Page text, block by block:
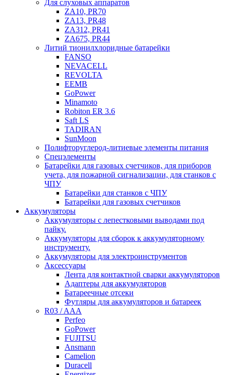
Для слуховых аппаратов
ZA10, PR70
ZA13, PR48
ZA312, PR41
ZA675, PR44
Литий тионилхлоридные батарейки
FANSO
NEVACELL
REVOLTA
EEMB
GoPower
Minamoto
Robiton ER 3.6
Saft LS
TADIRAN
SunMoon
Полифторуглерод-литиевые элементы питания
Спецэлементы
Батарейки для газовых счетчиков, для приборов
учета, для пожарной сигнализации, для станков с
ЧПУ
Батарейки для станков с ЧПУ
Батарейки для газовых счетчиков
Аккумуляторы
Аккумуляторы с лепестковыми выводами под
пайку.
Аккумуляторы для сборок к аккумуляторному
инструменту.
Аккумуляторы для электроинструментов
Аксессуары
Лента для контактной сварки аккумуляторов
Адаптеры для аккумуляторов
Батареечные отсеки
Футляры для аккумуляторов и батареек
R03 / AAA
Perfeo
GoPower
FUJITSU
Ansmann
Camelion
Duracell